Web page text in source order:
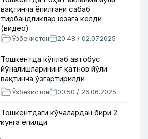
вақтинча ёпилгани сабаб
тирбандликлар юзага келди
(видео)
Ўзбекистон 20:48 / 02.07.2025
Тошкентда кўплаб автобус
йўналишларининг қатнов йўли
вақтинча ўзгартирилди
Ўзбекистон 00:50 / 26.06.2025
Тошкентдаги кўчалардан бири 2
кунга ёпилди